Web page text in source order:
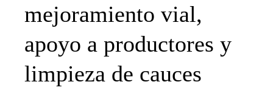
mejoramiento vial,
apoyo a productores y
limpieza de cauces